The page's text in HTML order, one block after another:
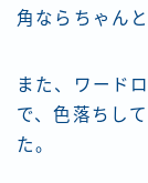
角ならちゃん
また、ワード
で、色落ちし
た。